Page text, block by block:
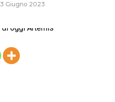
3 Giugno 2023